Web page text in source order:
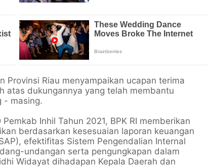
Provinsi Riau menyampaikan ucapan terima
atas dukungannya yang telah membantu
- masing.
Inhil Tahun 2021, BPK RI memberikan
berdasarkan kesesuaian laporan keuangan
efektifitas Sistem Pengendalian Internal
undangan serta pengungkapan dalam
Widayat dihadapan Kepala Daerah dan